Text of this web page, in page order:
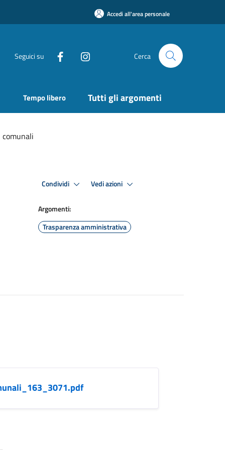
Accedi all'area personale
Seguici su Cerca
Tempo libero Tutti gli argomenti
comunali
Condividi Vedi azioni
Argomenti:
Trasparenza amministrativa